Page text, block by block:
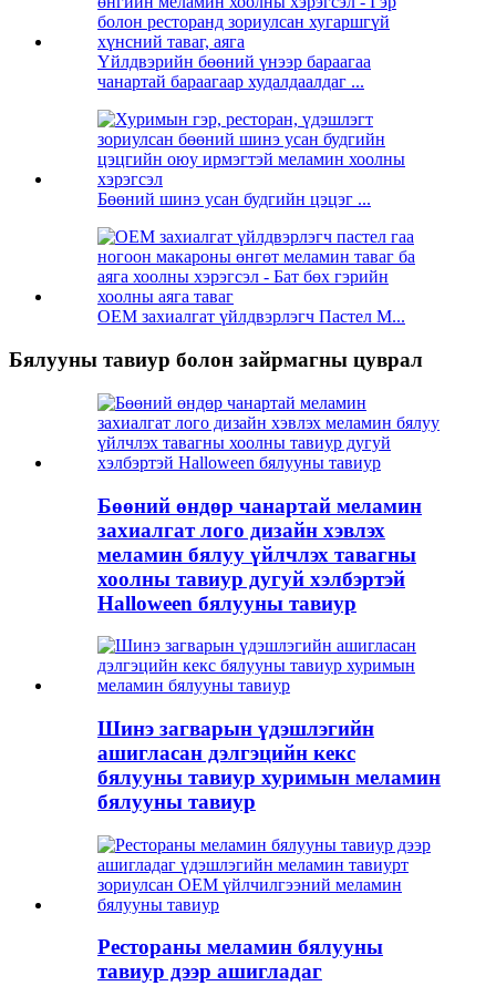
Үйлдвэрийн бөөний үнээр бараагаа
чанартай бараагаар худалдаалдаг ...
Бөөний шинэ усан будгийн цэцэг ...
OEM захиалгат үйлдвэрлэгч Пастел М...
Бялууны тавиур болон зайрмагны цуврал
Бөөний өндөр чанартай меламин
захиалгат лого дизайн хэвлэх
меламин бялуу үйлчлэх тавагны
хоолны тавиур дугуй хэлбэртэй
Halloween бялууны тавиур
Шинэ загварын үдэшлэгийн
ашигласан дэлгэцийн кекс
бялууны тавиур хуримын меламин
бялууны тавиур
Рестораны меламин бялууны
тавиур дээр ашигладаг